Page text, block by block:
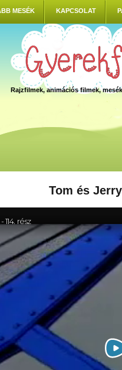
MESÉK KAPCSOLAT
Rajzfilmek, animációs filmek,
Tom és